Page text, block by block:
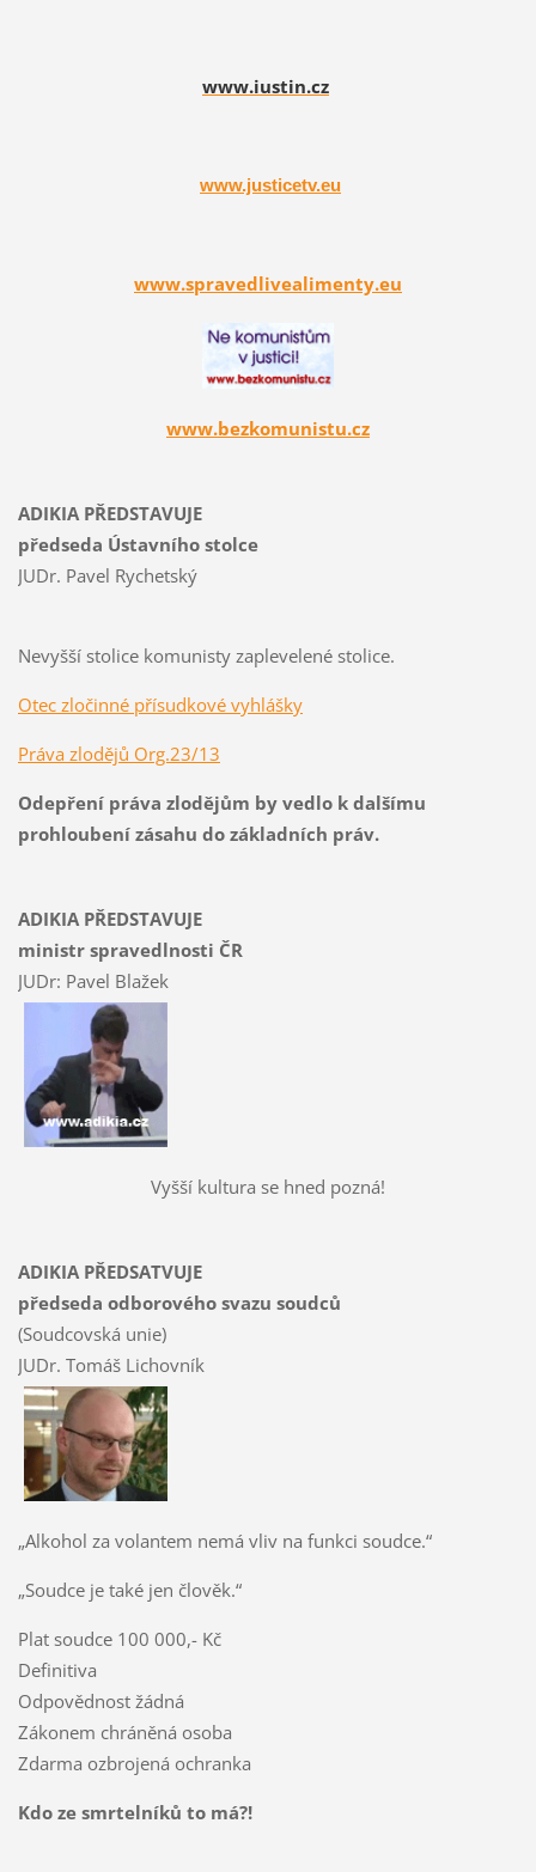
www.iustin.cz
www.justicetv.eu
www.spravedlivealimenty.eu
www.bezkomunistu.cz
ADIKIA PŘEDSTAVUJE
předseda Ústavního stolce
JUDr. Pavel Rychetský
Nevyšší stolice komunisty zaplevelené stolice.
Otec zločinné přísudkové vyhlášky
Práva zlodějů Org.23/13
Odepření práva zlodějům by vedlo k dalšímu
prohloubení zásahu do základních práv.
ADIKIA PŘEDSTAVUJE
ministr spravedlnosti ČR
JUDr: Pavel Blažek
Vyšší kultura se hned pozná!
ADIKIA PŘEDSATVUJE
předseda odborového svazu soudců
(Soudcovská unie)
JUDr. Tomáš Lichovník
„Alkohol za volantem nemá vliv na funkci soudce.“
„Soudce je také jen člověk.“
Plat soudce 100 000,- Kč
Definitiva
Odpovědnost žádná
Zákonem chráněná osoba
Zdarma ozbrojená ochranka
Kdo ze smrtelníků to má?!